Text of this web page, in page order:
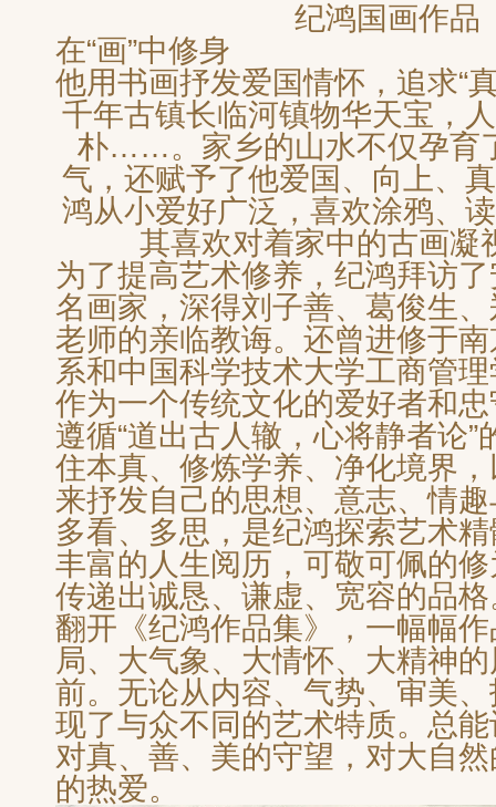
纪鸿国画作品
在“画”中修身
他用书画抒发爱国情怀，追求“
千年古镇长临河镇物华天宝，
朴……。家乡的山水不仅孕育
气，还赋予了他爱国、向上、
鸿从小爱好广泛，喜欢涂鸦、
其喜欢对着家中的古画凝
为了提高艺术修养，纪鸿拜访
名画家，深得刘子善、葛俊生
老师的亲临教诲。还曾进修于
系和中国科学技术大学工商管
作为一个传统文化的爱好者和
遵循“道出古人辙，心将静者论”
住本真、修炼学养、净化境界
来抒发自己的思想、意志、情
多看、多思，是纪鸿探索艺术
丰富的人生阅历，可敬可佩的
传递出诚恳、谦虚、宽容的品格
翻开《纪鸿作品集》，一幅幅
局、大气象、大情怀、大精神
前。无论从内容、气势、审美
现了与众不同的艺术特质。总
对真、善、美的守望，对大自
的热爱。